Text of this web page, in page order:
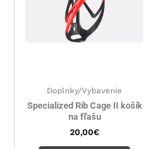
Doplnky/Vybavenie
Specialized Rib Cage II košík
na fľašu
20,00€